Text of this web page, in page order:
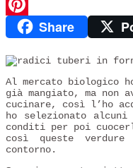
Twitter
PinterestShare
Al mercato biologico
già mangiato, ma non
cucinare, così l’ho
ho selezionato
conditi per poi
così queste
contorno.